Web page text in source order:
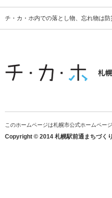
チ・カ・ホ内での落とし物、忘れ物は
このホームページは札幌市公式ホームペー
Copyright © 2014 札幌駅前通まちづく